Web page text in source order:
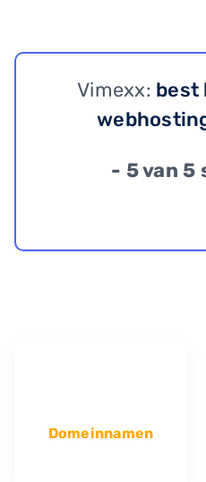
Vimexx: best
- 5 van 5
Domeinnamen